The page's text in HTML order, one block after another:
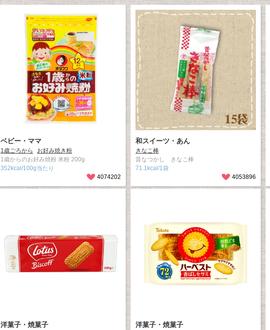
ベビー・ママ
1歳ごろから
お好み焼き粉
1歳からのお好み焼粉 米粉 200g
352kcal/100g当たり
4074202
和スイーツ・あん
きなこ棒
昔なつかし きなこ棒
71.1kcal/1袋
4053896
洋菓子・焼菓子 洋菓子・焼菓子